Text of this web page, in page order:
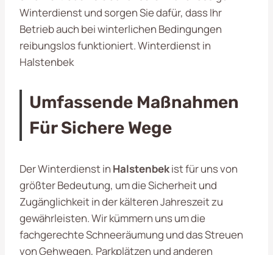
Winterdienst und sorgen Sie dafür, dass Ihr
Betrieb auch bei winterlichen Bedingungen
reibungslos funktioniert. Winterdienst in
Halstenbek
Umfassende Maßnahmen
Für Sichere Wege
Der Winterdienst in Halstenbekist für uns von
größter Bedeutung, um die Sicherheit und
Zugänglichkeit in der kälteren Jahreszeit zu
gewährleisten. Wir kümmern uns um die
fachgerechte Schneeräumung und das Streuen
von Gehwegen, Parkplätzen und anderen